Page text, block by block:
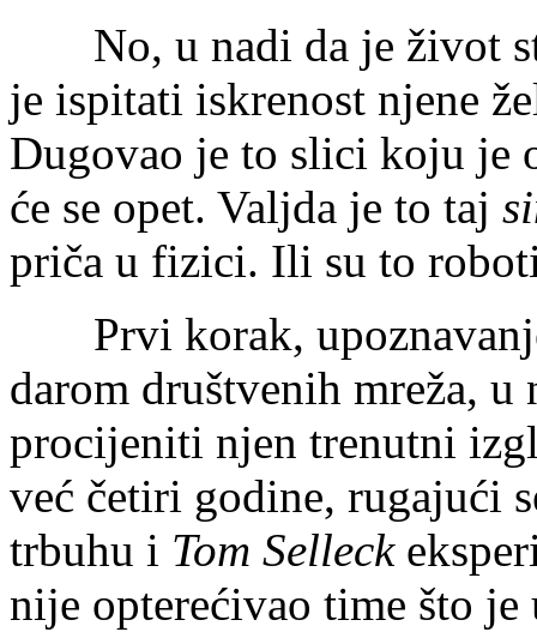
No, u nadi da je život
je ispitati iskrenost njene
Dugovao je to slici koju je
će se opet. Valjda je to taj
priča u fizici. Ili su to
Prvi korak,
darom društvenih mreža,
procijeniti njen trenutni
već četiri godine, rugajući
trbuhu i Tom Selleck
nije opterećivao time što je